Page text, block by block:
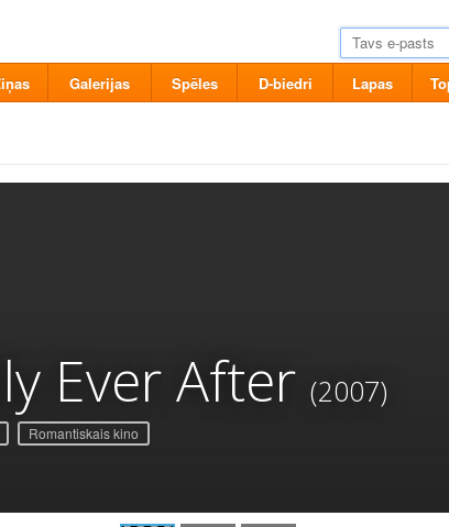
Galerijas Spēles D-biedri Lapas
Ever After (2007)
Romantiskais kino